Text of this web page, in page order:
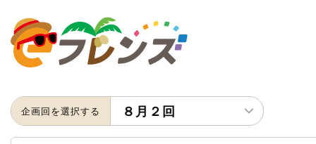
企画回を選択する ８月２回